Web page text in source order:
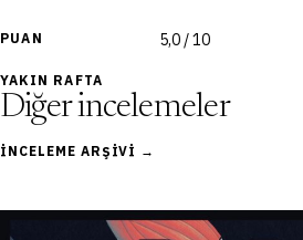
PUAN 5,0 / 10
YAKIN RAFTA
Diğer incelemeler
İNCELEME ARŞIVI →